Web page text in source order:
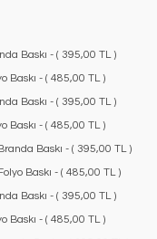
Baskı - ( 395,00 TL )
Baskı - ( 485,00 TL )
Baskı - ( 395,00 TL )
Baskı - ( 485,00 TL )
Baskı - ( 395,00 TL )
Baskı - ( 485,00 TL )
Baskı - ( 395,00 TL )
Baskı - ( 485,00 TL )